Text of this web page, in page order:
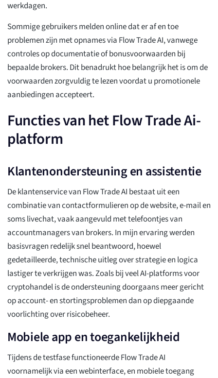
werkdagen.
Sommige gebruikers melden online dat er af en toe
problemen zijn met opnames via Flow Trade AI, vanwege
controles op documentatie of bonusvoorwaarden bij
bepaalde brokers. Dit benadrukt hoe belangrijk het is om de
voorwaarden zorgvuldig te lezen voordat u promotionele
aanbiedingen accepteert.
Functies van het Flow Trade Ai-
platform
Klantenondersteuning en assistentie
De klantenservice van Flow Trade AI bestaat uit een
combinatie van contactformulieren op de website, e-mail en
soms livechat, vaak aangevuld met telefoontjes van
accountmanagers van brokers. In mijn ervaring werden
basisvragen redelijk snel beantwoord, hoewel
gedetailleerde, technische uitleg over strategie en logica
lastiger te verkrijgen was. Zoals bij veel AI-platforms voor
cryptohandel is de ondersteuning doorgaans meer gericht
op account- en stortingsproblemen dan op diepgaande
voorlichting over risicobeheer.
Mobiele app en toegankelijkheid
Tijdens de testfase functioneerde Flow Trade AI
voornamelijk via een webinterface, en mobiele toegang